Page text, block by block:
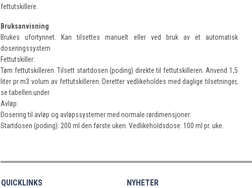
fettutskillere.
Bruksanvisning
Brukes ufortynnet. Kan tilsettes manuelt eller ved bruk av et automatisk
doseringssystem
Fettutskiller:
Tøm fettutskilleren. Tilsett startdosen (poding) direkte til fettutskilleren. Anvend 1,5
liter pr m3 volum av fettutskilleren. Deretter vedlikeholdes med daglige tilsetninger,
se tabellen under.
Avløp:
Dosering til avløp og avløpssystemer med normale rørdimensjoner:
Startdosen (poding): 200 ml den første uken. Vedlikeholdsdose: 100 ml pr. uke.
QUICKLINKS NYHETER